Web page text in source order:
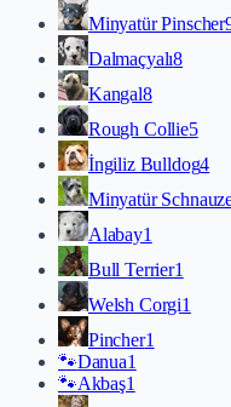
Minyatür Pinscher
Dalmaçyalı8
Kangal8
Rough Collie5
İngiliz Bulldog4
Minyatür
Alabay1
Bull Terrier1
Welsh Corgi1
Pincher1
🐾Danua1
🐾Akbaş1